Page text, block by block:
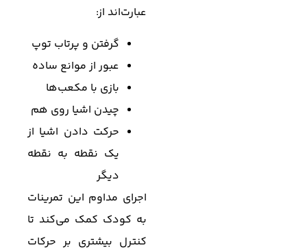
عبارت‌اند از:
گرفتن و پرتاب توپ
عبور از موانع ساده
بازی با مکعب‌ها
چیدن اشیا روی هم
حرکت دادن اشیا از
یک نقطه به نقطه
دیگر
اجرای مداوم این تمرینات
به کودک کمک می‌کند تا
کنترل بیشتری بر حرکات